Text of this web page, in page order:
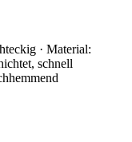
· Material:
schnell